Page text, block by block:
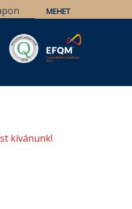
Könyvtárak
kívánunk!